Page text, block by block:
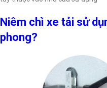
Niêm chì xe tải sử
phong?